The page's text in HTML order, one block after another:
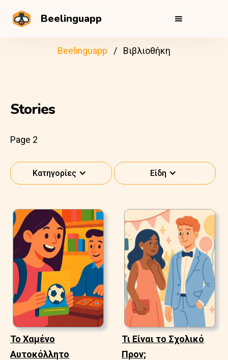
Beelinguapp
Beelinguapp Βιβλιοθήκη
Stories
Page 2
Κατηγορίες Είδη
Το Χαμένο
Αυτοκόλλητο
Τι Είναι το Σχολικό
Προν;